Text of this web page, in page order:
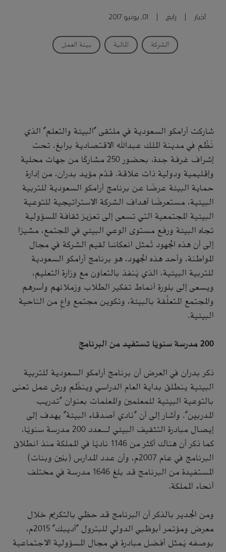
أخبار رابغ 01, يونيو 2017
الشركة المالية بيئة العمل
شاركت أرامكو السعودية في ملتقى "البيئة والتعلم" الذي
نُظِّم في مدينة الملك عبدالله الاقتصادية برابغ، تحت
إشراف غرفة جدة، بحضور 250 مشاركًا من جهات محلية
وإقليمية ودولية ذات علاقة. قدَّم مؤيد بدران، من إدارة
حماية البيئة عرضًا عن برنامج أرامكو السعودية للتربية
البيئية، مستعرضًا أهداف الشركة الاستراتيجية للتوعية
البيئية المجتمعية التي تسعى إلى تعزيز ثقافة المسؤولية
تجاه البيئة ورفع مستوى الوعي البيئي في المجتمع، مشيرًا
إلى أن هذه الجهود تًمثل انعكاسًا لقيم الشركة في مجال
المواطنة، وأحد هذه الجهود، هو برنامج أرامكو السعودية
للتربية البيئية، الذي يُنفذ بالتعاون مع وزارة التعليم،
ويسعى إلى بلورة أنماط تفكير الطلاب وزملائهم وأسرهم
والمجتمع المتعلِّقة بالبيئة، وتكوين مجتمع واعٍ من الناحية
البيئية.
200 مدرسة سنويًا تستفيد من البرنامج
ذكر بدران في العرض أن برنامج أرامكو السعودية للتربية
البيئية ينطلق بداية العام الدراسي وينظِّم ورش عمل تعنى
بالتوعية البيئية للمعلمين والمعلمات بعنوان "تدريب
المدربين". وأشار إلى أن "نادي أصدقاء البيئة" يهدف إلى
إيصال مبادرة التثقيف البيئي لـعدد 200 مدرسة سنويًا،
كما ذكر أن هناك أكثر من 1146 ناديًا في المملكة منذ انطلاق
البرنامج في عام 2007م، وأن عدد المدارس (بنين وبنات)
المستفيدة من البرنامج قد بلغ 1646 مدرسة في مختلف
أنحاء المملكة.
ومن الجدير بالذكر أن البرنامج قد حظي بالتكريم خلال
معرض ومؤتمر أبوظبي الدولي للبترول "أديبك" 2015م،
بوصفه يُمثل أفضل مبادرة في مجال المسؤولية الاجتماعية